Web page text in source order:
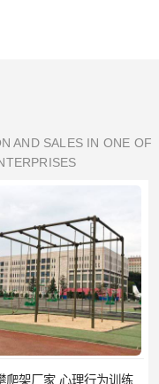
AND SALES IN ONE OF